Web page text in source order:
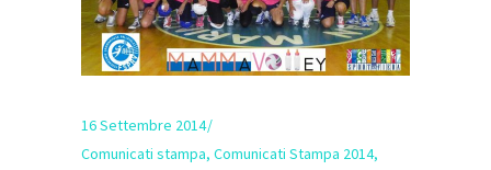
16 Settembre 2014
Comunicati stampa, Comunicati Stampa 2014,